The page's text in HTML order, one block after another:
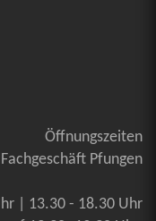
Öffnungszeiten
Fachgeschäft Pfungen
| 13.30 - 18.30 Uhr